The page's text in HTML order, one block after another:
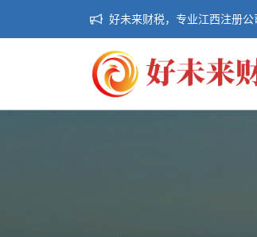
好未来财税，专业江西注册公